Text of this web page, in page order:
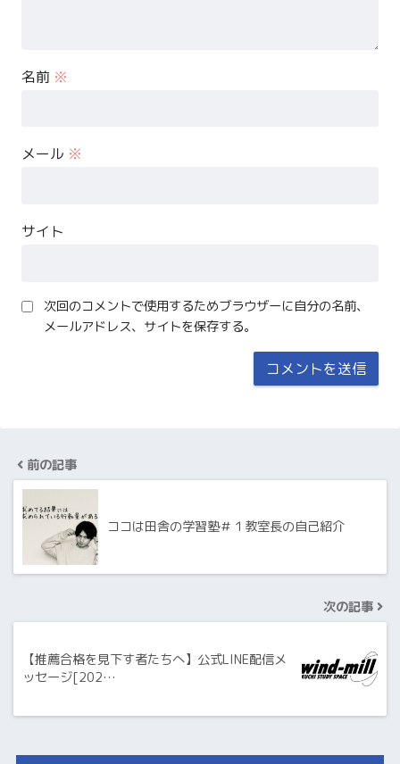
名前 ※
メール ※
サイト
次回のコメントで使用するためブラウザーに自分の名前、
メールアドレス、サイトを保存する。
前の記事
ココは田舎の学習塾＃１教室長の自己紹介
次の記事
【推薦合格を見下す者たちへ】公式LINE配信メ
ッセージ[202…